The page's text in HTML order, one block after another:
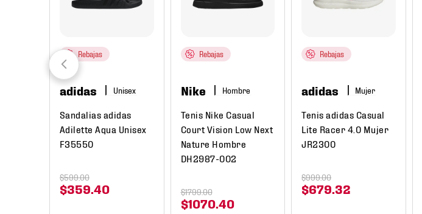
Rebajas
adidas
Sandalias adidas
Adilette Aqua Unisex
F35550
$359 40
$599.00
Rebajas
Nike Hombre
Tenis Nike Casual
Court Vision Low Next
Nature Hombre
DH2987-002
$1070. 40
$1799.00
Rebajas
adidas Mujer
Tenis adidas Casual
Lite Racer 4.0 Mujer
JR2300
$679 32
$999.00